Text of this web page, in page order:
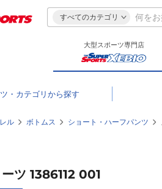
すべてのカテゴリ
大型スポーツ専門店
・カテゴリ
ル ボトムス ショート・ハーフパンツ
ツ 1386112 001